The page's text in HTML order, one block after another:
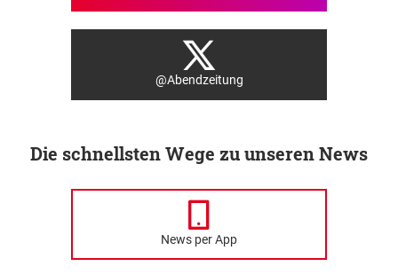
@Abendzeitung
Die schnellsten Wege zu unseren News
News per App